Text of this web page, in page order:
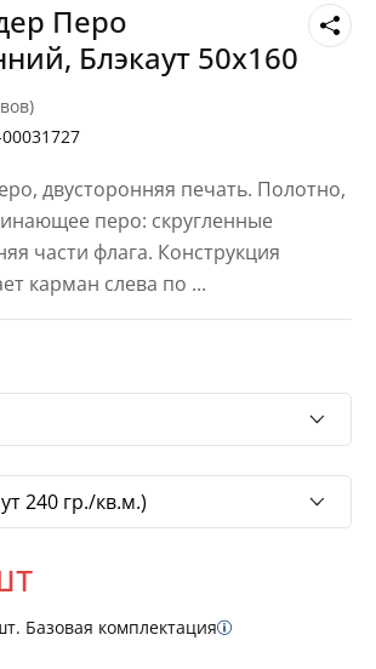
Перо
Блэкаут 50x160
двусторонняя печать. Полотно,
перо: скругленные
части флага. Конструкция
карман слева по ...
Базовая комплектация